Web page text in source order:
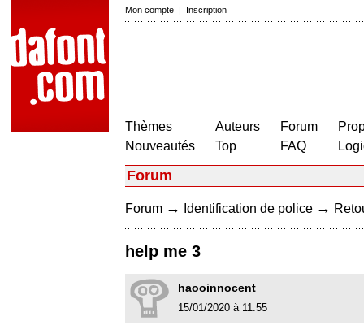
Mon compte | Inscription
Thèmes
Nouveautés
Auteurs
Top
Forum
FAQ
Forum
Forum → Identification de police →
help me 3
haooinnocent
15/01/2020 à 11:55